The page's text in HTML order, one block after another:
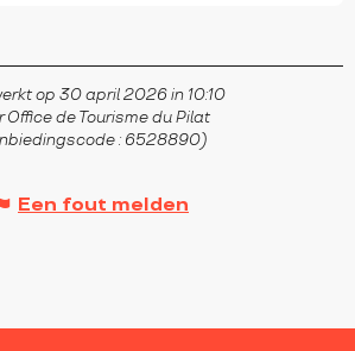
op 30 april 2026 in 10:10
Office de Tourisme du Pilat
: 6528890)
Een fout melden